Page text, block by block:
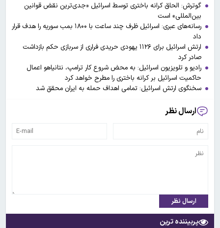
گوترش: الحاق کرانه باختری توسط اسرائیل «جدی‌ترین نقض قوانین
بین‌المللی» است
رسانه‌های عبری: اسرائیل ظرف چند ساعت با ۱۸۰۰ بمب سوریه را هدف قرار
داد
ارتش اسرائیل برای ۱۱۲۶ یهودی حریدی فراری از سربازی حکم بازداشت
صادر کرد
رادیو و تلویزیون اسرائیل: به محض شروع کار ترامپ، نتانیاهو اعمال
حاکمیت اسرائیل بر کرانه باختری را مطرح خواهد کرد
سخنگوی ارتش اسرائیل: تمامی اهداف حمله به ایران محقق شد
ارسال نظر
ارسال نظر
پربیننده ترین